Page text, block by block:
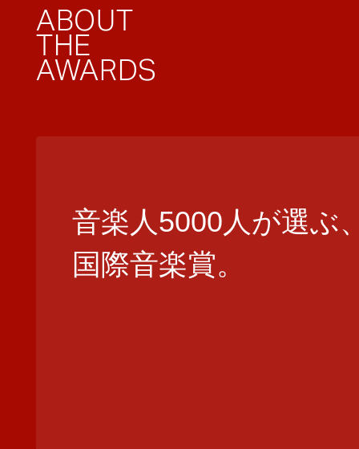
ABOUT
THE
AWARDS
音楽人5000人が選ぶ
国際音楽賞。